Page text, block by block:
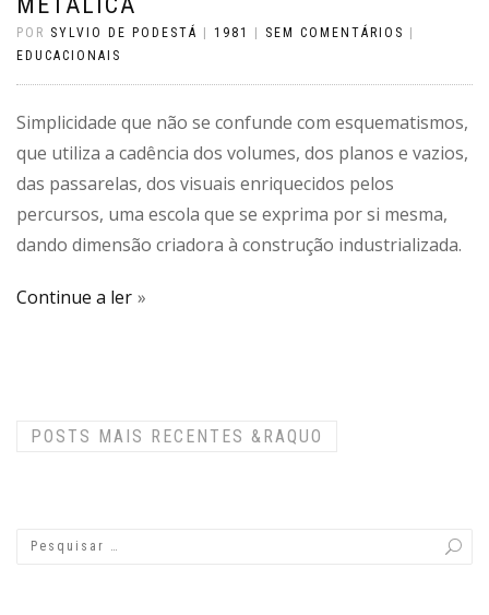
POR SYLVIO DE PODESTÁ | 1981 | SEM COMENTÁRIOS |
EDUCACIONAIS
Simplicidade que não se confunde com esquematismos,
que utiliza a cadência dos volumes, dos planos e vazios,
das passarelas, dos visuais enriquecidos pelos
percursos, uma escola que se exprima por si mesma,
dando dimensão criadora à construção industrializada.
Continue a ler
POSTS MAIS RECENTES &RAQUO